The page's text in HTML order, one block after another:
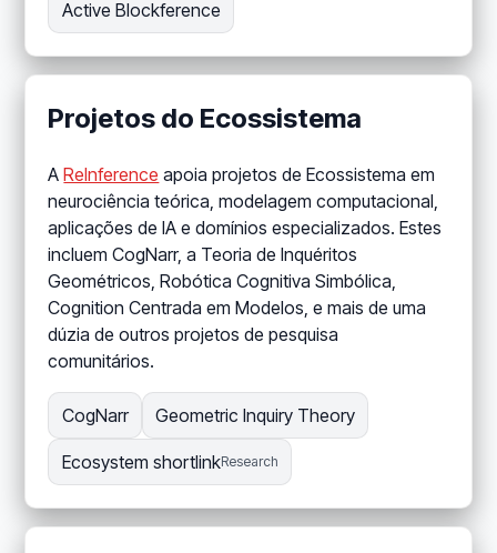
Active Blockference
Projetos do Ecossistema
AReInference apoia projetos de Ecossistema em
neurociência teórica, modelagem computacional,
aplicações de IA e domínios especializados. Estes
incluem CogNarr, a Teoria de Inquéritos
Geométricos, Robótica Cognitiva Simbólica,
Cognition Centrada em Modelos, e mais de uma
dúzia de outros projetos de pesquisa
comunitários.
CogNarr Geometric Inquiry Theory
Ecosystem shortlinkResearch